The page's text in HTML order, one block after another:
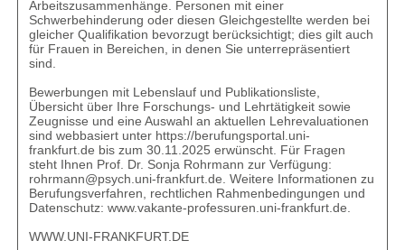
Arbeitszusammenhänge. Personen mit einer
Schwerbehinderung oder diesen Gleichgestellte werden bei
gleicher Qualifikation bevorzugt berücksichtigt; dies gilt auch
für Frauen in Bereichen, in denen Sie unterrepräsentiert
sind.
Bewerbungen mit Lebenslauf und Publikationsliste,
Übersicht über Ihre Forschungs- und Lehrtätigkeit sowie
Zeugnisse und eine Auswahl an aktuellen Lehrevaluationen
sind webbasiert unter https://berufungsportal.uni-
frankfurt.de bis zum 30.11.2025 erwünscht. Für Fragen
steht Ihnen Prof. Dr. Sonja Rohrmann zur Verfügung:
rohrmann@psych.uni-frankfurt.de . Weitere Informationen zu
Berufungsverfahren, rechtlichen Rahmenbedingungen und
Datenschutz:www.vakante-professuren.uni-frankfurt.de
WWW.UNI-FRANKFURT.DE